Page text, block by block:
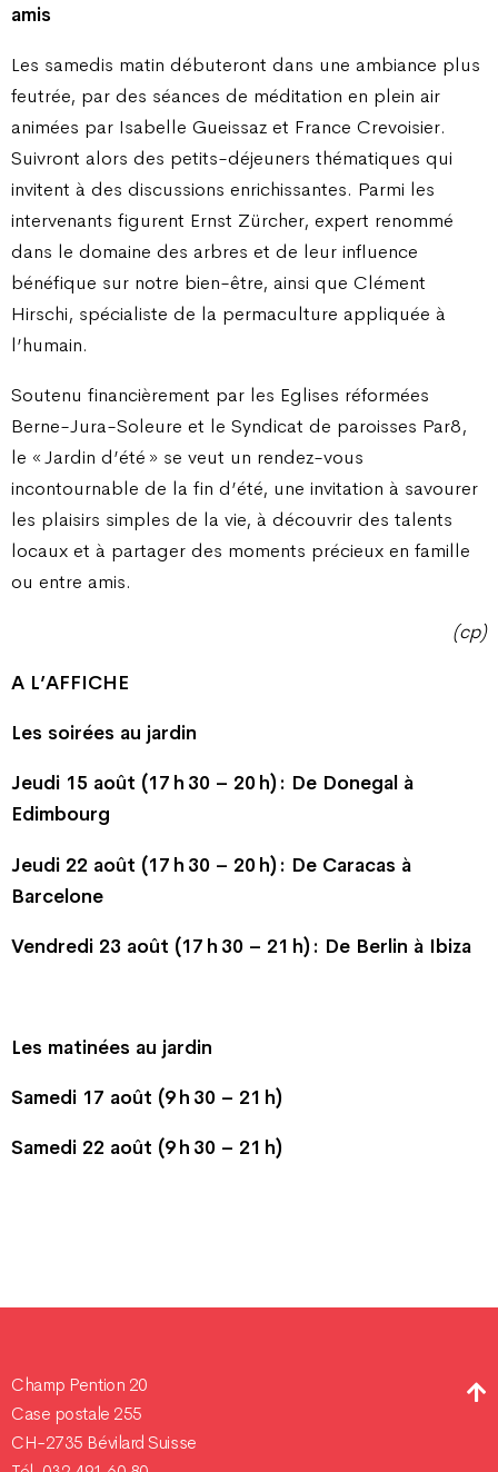
amis
Les samedis matin débuteront dans une ambiance plus
feutrée, par des séances de méditation en plein air
animées par Isabelle Gueissaz et France Crevoisier.
Suivront alors des petits-déjeuners thématiques qui
invitent à des discussions enrichissantes. Parmi les
intervenants figurent Ernst Zürcher, expert renommé
dans le domaine des arbres et de leur influence
bénéfique sur notre bien-être, ainsi que Clément
Hirschi, spécialiste de la permaculture appliquée à
l’humain.
Soutenu financièrement par les Eglises réformées
Berne-Jura-Soleure et le Syndicat de paroisses Par8,
le « Jardin d’été » se veut un rendez-vous
incontournable de la fin d’été, une invitation à savourer
les plaisirs simples de la vie, à découvrir des talents
locaux et à partager des moments précieux en famille
ou entre amis.
(cp)
A L’AFFICHE
Les soirées au jardin
Jeudi 15 août (17 h 30 – 20 h) : De Donegal à
Edimbourg
Jeudi 22 août (17 h 30 – 20 h) : De Caracas à
Barcelone
Vendredi 23 août (17 h 30 – 21 h) : De Berlin à Ibiza
Les matinées au jardin
Samedi 17 août (9 h 30 – 21 h)
Samedi 22 août (9 h 30 – 21 h)
Champ Pention 20
Case postale 255
CH-2735 Bévilard Suisse